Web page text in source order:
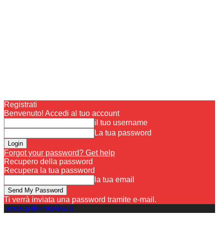
Registrati
Benvenuto! Accedi al tuo account
il tuo username
La tua password
Forgot your password? Get help
Recupero della password
Recupera la tua password
la tua email
Ti verrà inviata una password tramite e-mail.
www.palermoviva.it